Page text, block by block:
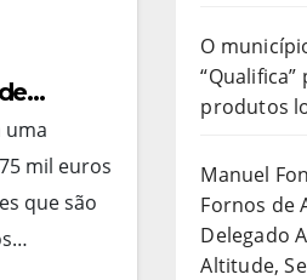
rua
no
uma
mil euros
que são
O
produtos
Manuel
Fornos de
Delegado
Altitude,